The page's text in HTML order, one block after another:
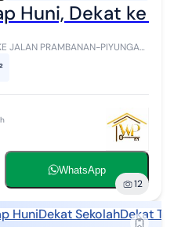
Huni, Dekat ke
JALAN PRAMBANAN-PIYUNGAN
Yogyakarta Info &
WhatsApp
12
HuniDekat SekolahDekat